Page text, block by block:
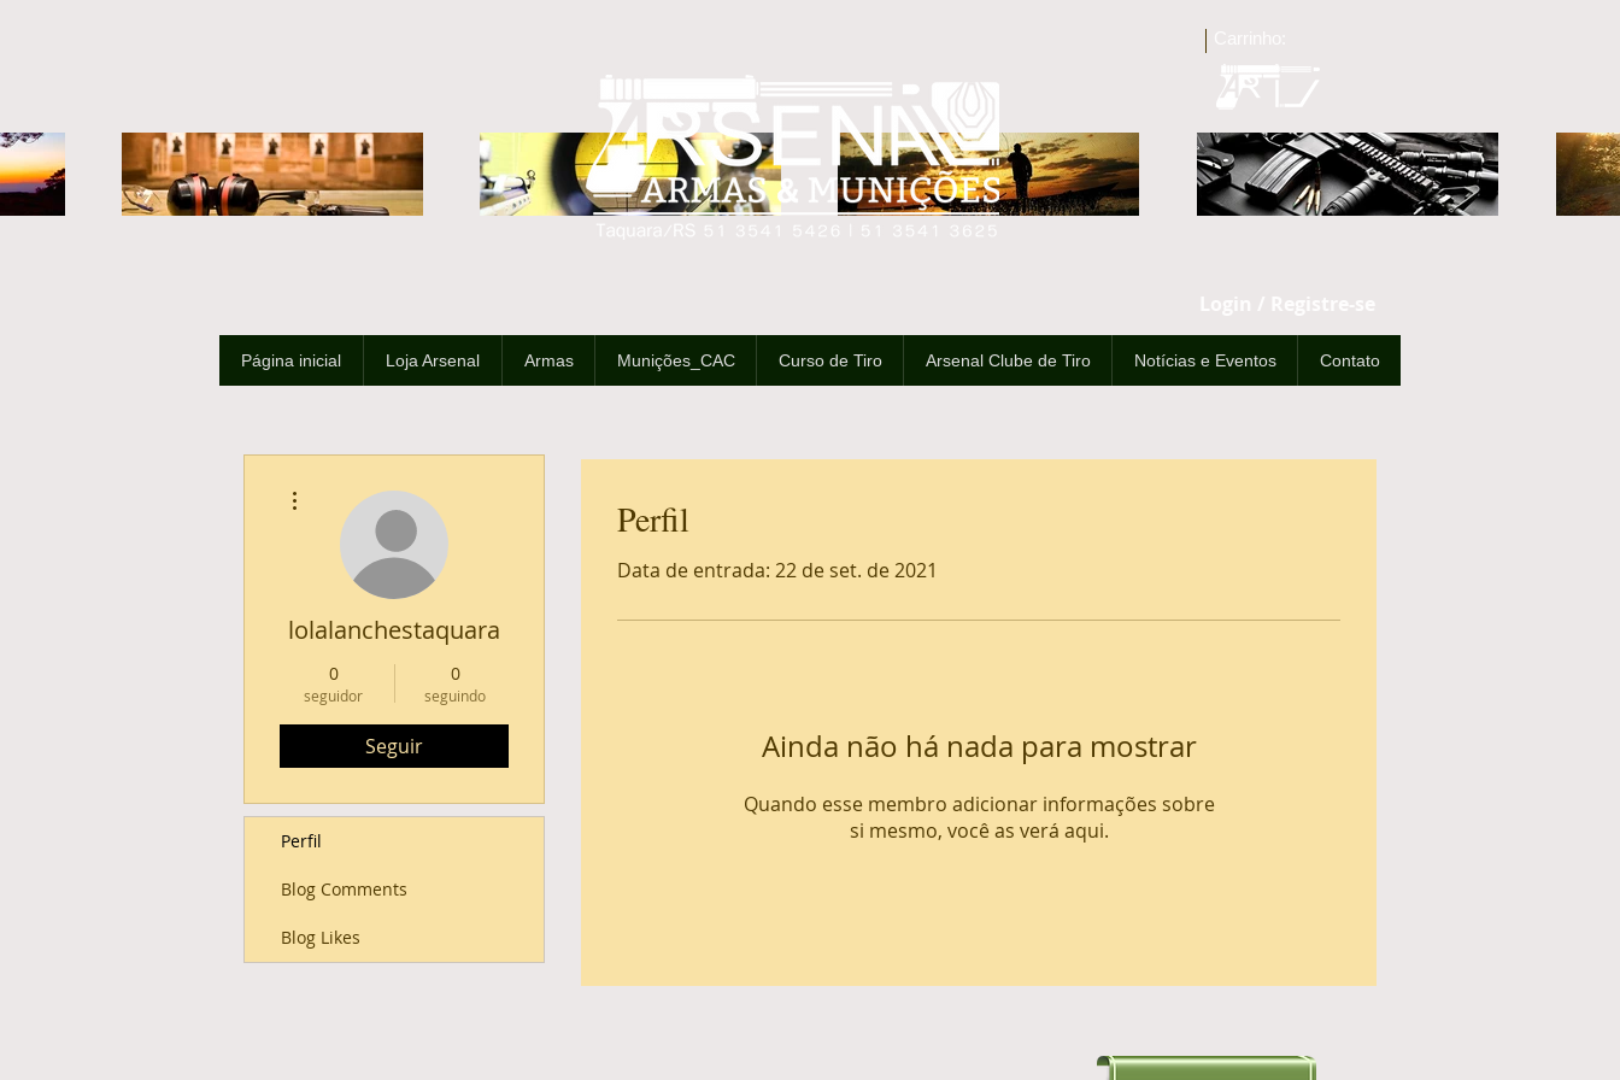
Página inicial Loja Arsenal Armas Munições_CAC Curso de Tiro Arsenal Clube de Tiro Notícias e Eventos Contato
Perfil
Data de entrada: 22 de set. de 2021
Ainda não há nada para mostrar
Quando esse membro adicionar informações sobre
si mesmo, você as verá aqui.
lolalanchestaquara
0
seguidor
0
seguindo
Seguir
Perfil
Blog Comments
Blog Likes